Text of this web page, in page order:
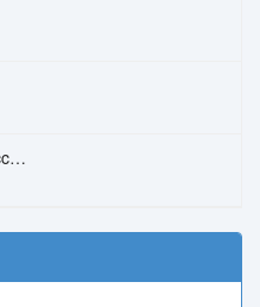
Sara Perche Ti Amo – Ricchi E Poveri